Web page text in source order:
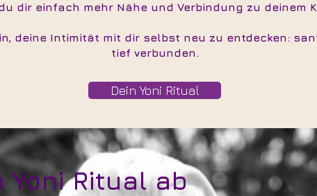
dir einfach mehr Nähe und Verbindung zu deinem
deine Intimität mit dir selbst neu zu entdecken:
tief verbunden.
Dein Yoni Ritual
Ritual ab